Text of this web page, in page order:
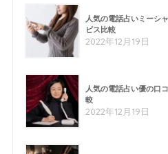
人気の電話占いミーシ
ビス比較
2022年12月19日
人気の電話占い優の口
較
2022年12月19日